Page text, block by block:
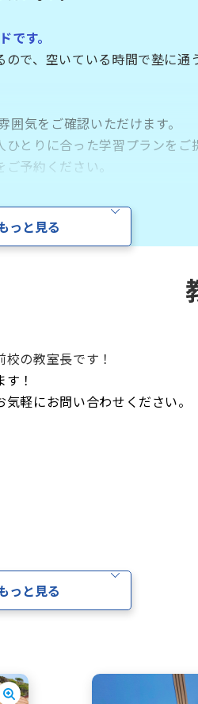
です。
で、空いている時間で塾に通
囲気をご確認いただけます。
とりに合った学習プランをご
予約ください。
実施内容】
っと見る
の教室長です！
！
軽にお問い合わせください。
っと見る